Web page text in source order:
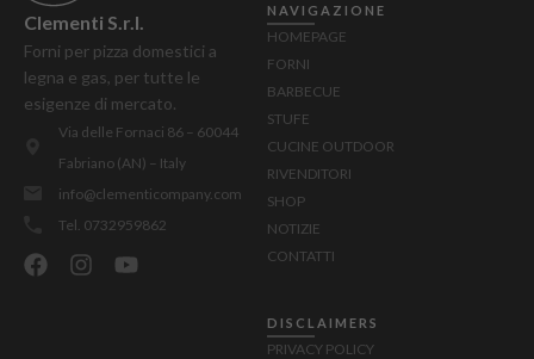
Clementi S.r.l.
Forni per pizza domestici a
legna e gas, per tutte le
esigenze di mercato.
Via delle Fornaci 86 – 60044
Fabriano (AN) – Italy
info@clementicompany.com
Tel. 0732959862
NAVIGAZIONE
HOMEPAGE
FORNI
BARBECUE
STUFE
CUCINE OUTDOOR
RIVENDITORI
SHOP
NOTIZIE
CONTATTI
DISCLAIMERS
PRIVACY POLICY